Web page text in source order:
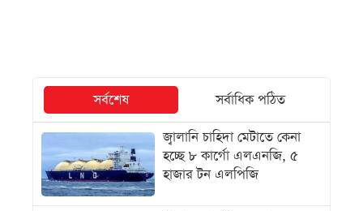
সর্বশেষ
সর্বাধিক পঠিত
জ্বালানি চাহিদা মেটাতে কেনা
হচ্ছে ৮ কার্গো এলএনজি, ৫
হাজার টন এলপিজি